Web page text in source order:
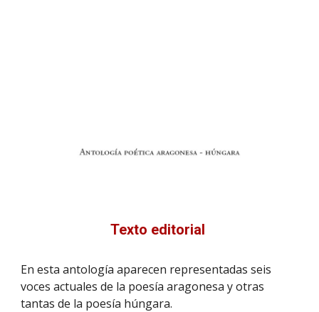
Texto editorial
En esta antología aparecen representadas seis
voces actuales de la poesía aragonesa y otras
tantas de la poesía húngara.